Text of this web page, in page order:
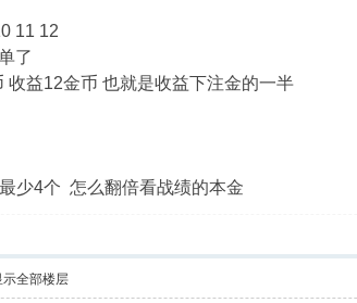
11 12
了
益12金币 也就是收益下注金的一半
少4个 怎么翻倍看战绩的本金
示全部楼层